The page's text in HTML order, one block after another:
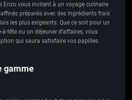
Enzo vous invitent à un voyage culinaire
préparés avec des ingrédients frais
les plus exigeants. Que ce soit pour un
tête ou un déjeuner d’affaires, vous
qui saura satisfaire vos papilles.
gamme